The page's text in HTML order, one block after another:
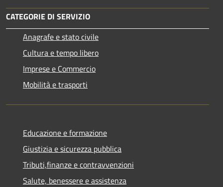
CATEGORIE DI SERVIZIO
Anagrafe e stato civile
Cultura e tempo libero
Imprese e Commercio
Mobilità e trasporti
Educazione e formazione
Giustizia e sicurezza pubblica
Tributi,finanze e contravvenzioni
Salute, benessere e assistenza